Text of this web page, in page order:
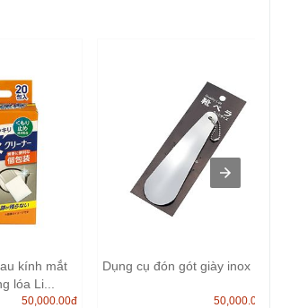
kính mắt
lóa Li...
50,000.00đ
Dụng cụ đón gót giày inox
50,000.00